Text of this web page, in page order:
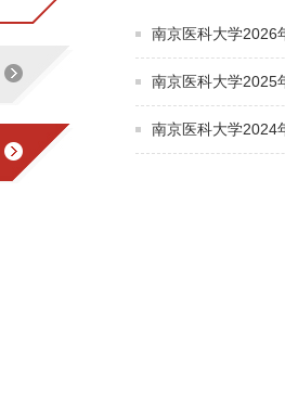
南京医科大学2026
南京医科大学2025
南京医科大学2024